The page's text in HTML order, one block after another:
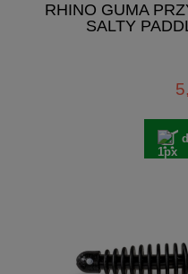
RHINO GUMA
SALTY